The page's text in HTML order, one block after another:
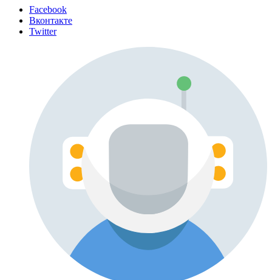
Facebook
Вконтакте
Twitter